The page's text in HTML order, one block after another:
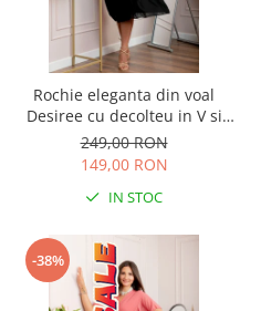
Rochie eleganta din voal
Desiree cu decolteu in V si
curea - Negru
249,00 RON
149,00 RON
IN STOC
-38%